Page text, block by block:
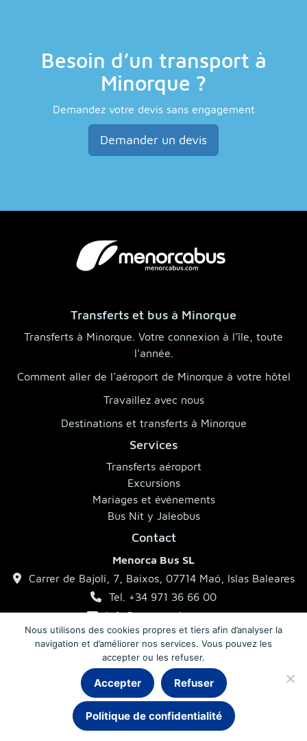
Besoin d’un transport à
Minorque ?
Demandez votre devis sans engagement
Demander un devis
Transferts et bus à Minorque
Transferts à Minorque. Votre connexion à l’île, toute
l’année.
Comment aller de l’aéroport de Minorque à votre hôtel
Travaillez avec nous
Destinations et transferts à Minorque
Services
Transferts aéroport
Excursions
Mariages et événements
Bus Nit y Jaleobus
Contact
Menorca Bus SL
Carrer de Bajolí, 7, Baixos, 07714 Maó, Islas Baleares
Tel. +34 971 36 66 00
info@menorcabus.com
Mentions légales Politique de confidentialité Conditions générales
© 2026 MenorcaBus · Autocars à Minorque
Nous utilisons des cookies propres et tiers afin d’analyser la
navigation et d’améliorer nos services. Vous pouvez les
accepter ou les refuser.
Accepter Refuser
Politique de confidentialité